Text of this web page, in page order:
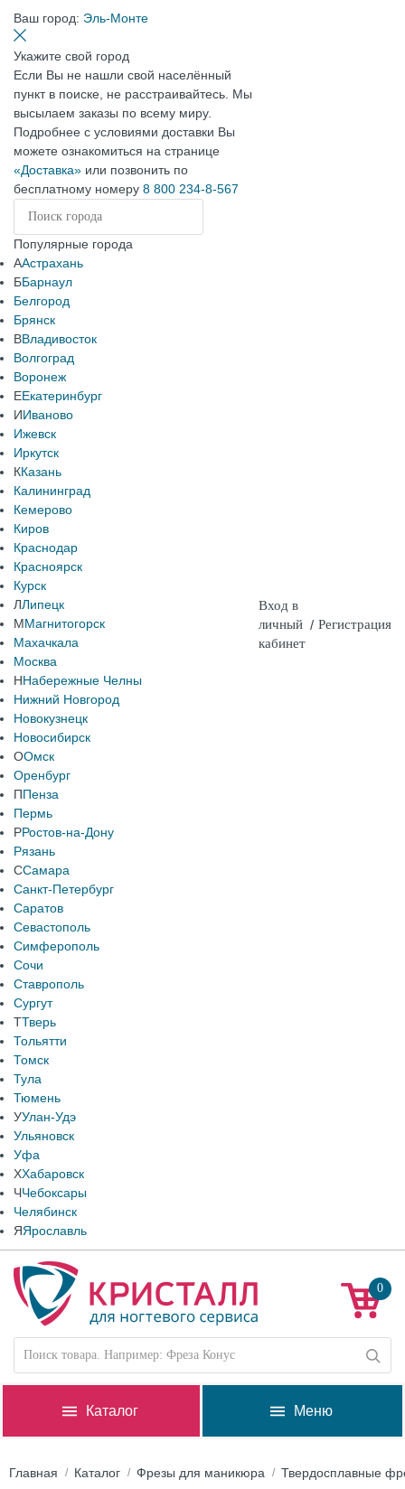
Ваш город: Эль-Монте
Укажите свой город
Если Вы не нашли свой населённый
пункт в поиске, не расстраивайтесь. Мы
высылаем заказы по всему миру.
Подробнее с условиями доставки Вы
можете ознакомиться на странице
«Доставка» или позвонить по
бесплатному номеру 8 800 234-8-567
Популярные города
ААстрахань
ББарнаул
Белгород
Брянск
ВВладивосток
Волгоград
Воронеж
ЕЕкатеринбург
ИИваново
Ижевск
Иркутск
ККазань
Калининград
Кемерово
Киров
Краснодар
Красноярск
Курск
ЛЛипецк
ММагнитогорск
Махачкала
Москва
ННабережные Челны
Нижний Новгород
Новокузнецк
Новосибирск
ООмск
Оренбург
ППенза
Пермь
РРостов-на-Дону
Рязань
ССамара
Санкт-Петербург
Саратов
Севастополь
Симферополь
Сочи
Ставрополь
Сургут
ТТверь
Тольятти
Томск
Тула
Тюмень
УУлан-Удэ
Ульяновск
Уфа
ХХабаровск
ЧЧебоксары
Челябинск
ЯЯрославль
Вход в
личный
кабинет
/ Регистрация
0
Каталог Меню
Главная Каталог Фрезы для маникюра Твердосплавные